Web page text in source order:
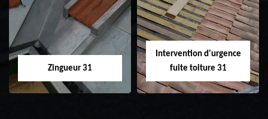
31
toiture 31
Zingueur 31
Intervention d'urgence
fuite toiture 31